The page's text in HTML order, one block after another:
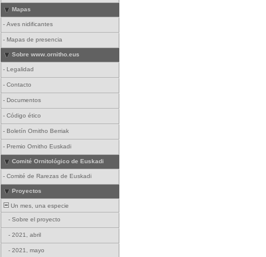
Mapas
- Aves nidificantes
- Mapas de presencia
Sobre www.ornitho.eus
- Legalidad
- Contacto
- Documentos
- Código ético
- Boletín Ornitho Berriak
- Premio Ornitho Euskadi
Comité Ornitológico de Euskadi
- Comité de Rarezas de Euskadi
Proyectos
Un mes, una especie
- Sobre el proyecto
- 2021, abril
- 2021, mayo